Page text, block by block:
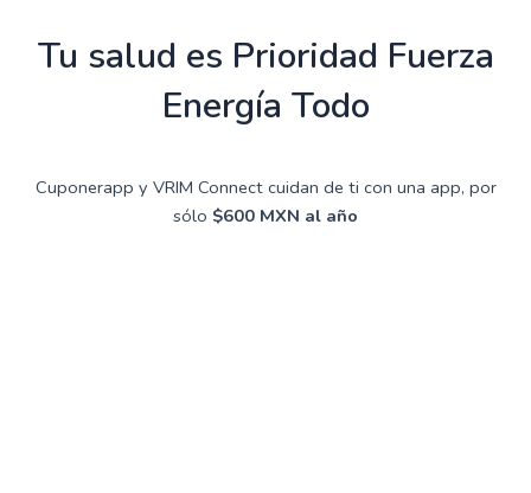
Tu salud es Prioridad Fuerza
Energía Todo
Cuponerapp y VRIM Connect cuidan de ti con una app, por
sólo $600 MXN al año